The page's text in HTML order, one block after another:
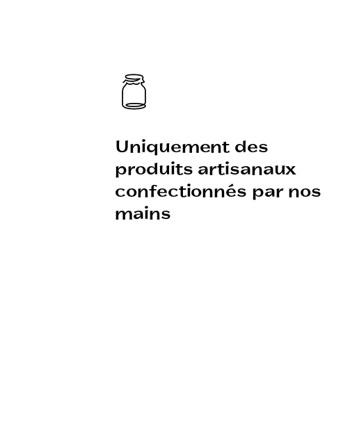
Uniquement des
produits artisanaux
confectionnés par nos
mains